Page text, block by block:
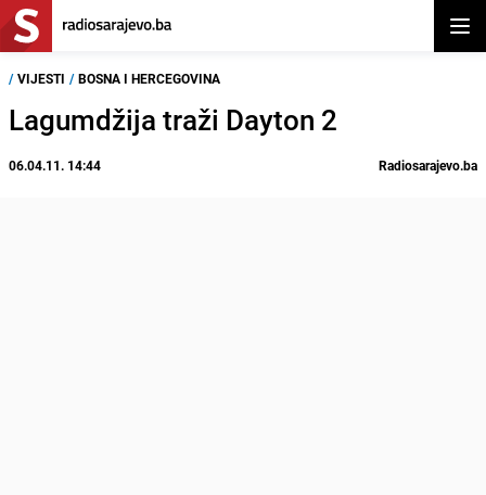
/ VIJESTI / BOSNA I HERCEGOVINA
Lagumdžija traži Dayton 2
06.04.11. 14:44 Radiosarajevo.ba